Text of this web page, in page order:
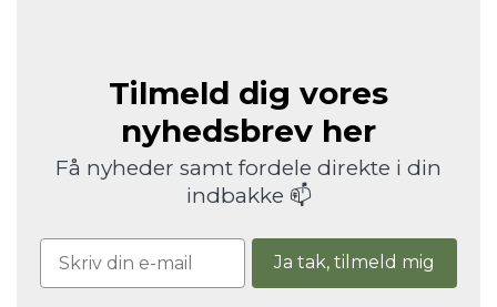
Tilmeld dig vores
nyhedsbrev her
Få nyheder samt fordele direkte i din
indbakke 📫
Ja tak, tilmeld mig